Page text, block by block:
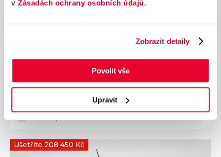
v Zásadách ochrany osobních údajů.
Zobrazit detaily
Povolit vše
Upravit
121 kW
Diesel
Převodovka
Manuální
Ušetříte 208 450 Kč